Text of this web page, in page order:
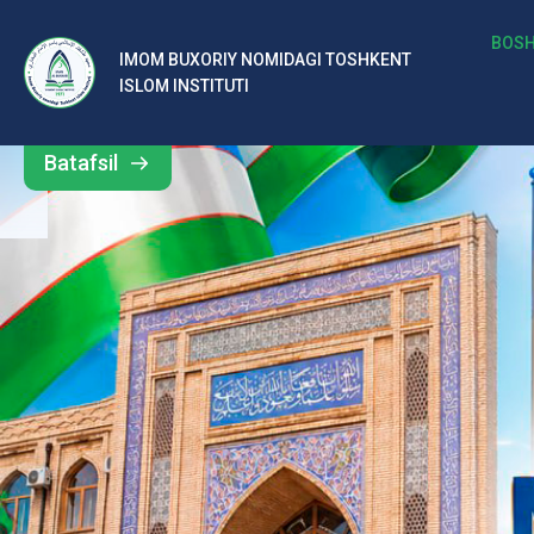
IMOM BUXORIY NOMIDAGI TOSHKENT
ISLOM INSTITUTI
b
al
ar
o‘
rt
a
si
d
Barcha
yangiliklar
Batafsil